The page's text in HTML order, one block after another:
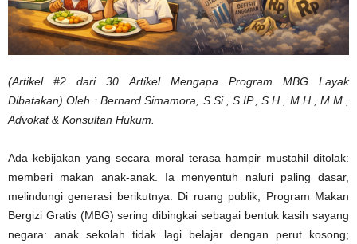
(Artikel #2 dari 30 Artikel Mengapa Program MBG Layak
Dibatakan)Oleh : Bernard Simamora, S.Si., S.IP., S.H., M.H., M.M.,
Advokat & Konsultan Hukum.
Ada kebijakan yang secara moral terasa hampir mustahil ditolak:
memberi makan anak-anak. Ia menyentuh naluri paling dasar,
melindungi generasi berikutnya. Di ruang publik, Program Makan
Bergizi Gratis (MBG) sering dibingkai sebagai bentuk kasih sayang
negara: anak sekolah tidak lagi belajar dengan perut kosong;